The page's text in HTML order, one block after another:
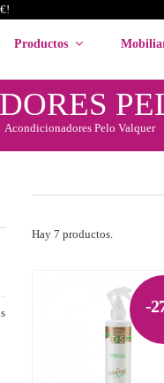
Productos
Acondicionadores Pelo Valquer
Hay 7 productos.
-
